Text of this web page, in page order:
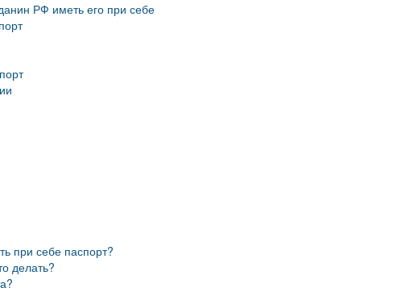
РФ иметь его при себе
при себе паспорт?
делать?